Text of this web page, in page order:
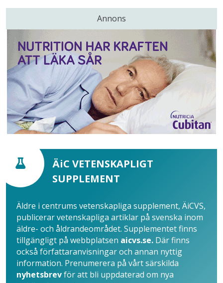
Annons
ÄiC VETENSKAPLIGT
SUPPLEMENT
Äldre i centrums vetenskapliga supplement, ÄiCVS,
publicerar vetenskapliga artiklar på svenska inom
äldre- och åldrandeområdet. Supplementet finns
tillgängligt på webbplatsen aicvs.se. Där finns
också författaranvisningar och annan nyttig
information. Prenumerera på vårt särskilda
nyhetsbrevför att bli uppdaterad om nya